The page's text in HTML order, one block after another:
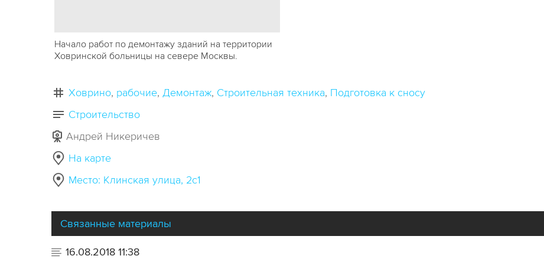
Начало работ по демонтажу зданий на территории
Ховринской больницы на севере Москвы.
Ховрино рабочие Демонтаж Строительная техника Подготовка к сносу
Строительство
Андрей Никеричев
На карте
Место: Клинская улица, 2с1
Связанные материалы
16.08.2018 11:38